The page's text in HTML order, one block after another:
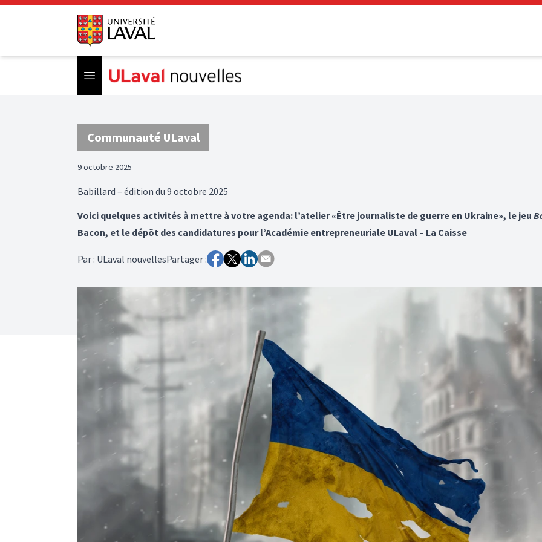
Open menu
Communauté ULaval
9 octobre 2025
Babillard – édition du 9 octobre 2025
Voici quelques activités à mettre à votre agenda: l’atelier «Être journaliste de guerre en Ukraine», le jeu
Bacon, et le dépôt des candidatures pour l’Académie entrepreneuriale ULaval – La Caisse
Par: ULaval nouvellesPartager :